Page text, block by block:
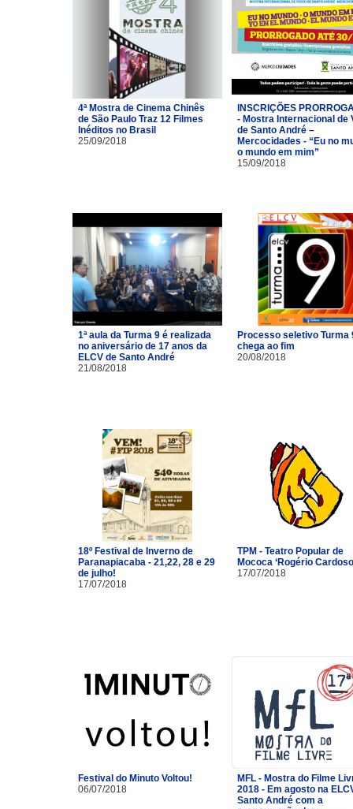
4ª Mostra de Cinema Chinês
de São Paulo Traz 12 Filmes
Inéditos no Brasil
25/09/2018
INSCRIÇÕES
- Mostra Internacional de
de Santo André –
Mercocidades - “Eu no
o mundo em mim”
15/09/2018
1ª aula da Turma 9 é realizada
no aniversário de 17 anos da
ELCV de Santo André
21/08/2018
Processo seletivo Turma
chega ao fim
20/08/2018
18º Festival de Inverno de
Paranapiacaba - 21,22, 28 e 29
de julho!
17/07/2018
TPM - Teatro Popular de
Mococa ‘Rogério
17/07/2018
Festival do Minuto Voltou!
06/07/2018
MFL - Mostra do Filme
2018 - Em agosto na
Santo André com a